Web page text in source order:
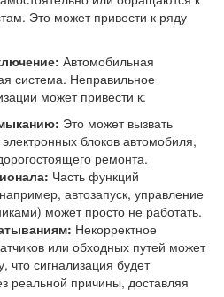
Это может привести к ряду
Автомобильная
система. Неправильное
может привести к:
Это может вызвать
блоков автомобиля,
ремонта.
Часть функций
автозапуск, управление
может просто не работать.
Некорректное
или обходных путей может
что сигнализация будет
реальной причины, доставляя